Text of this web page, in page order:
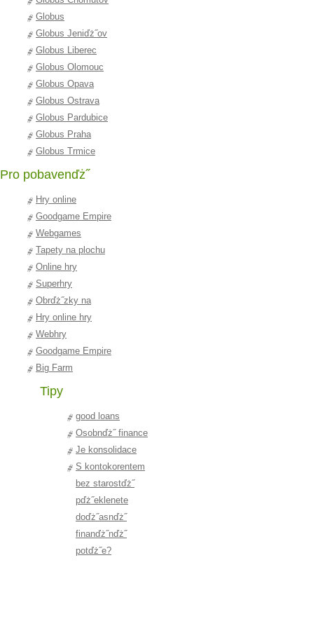
Globus
Chotďż˝kov
Globus Jeniďż˝ov
Globus Liberec
Globus Olomouc
Globus Opava
Globus Ostrava
Globus Pardubice
Globus Praha
Globus Trmice
Pro pobavenďż˝
Hry online
Goodgame Empire
Webgames
Tapety na plochu
Online hry
Superhry
Obrďż˝zky na
plochu
Hry online hry
Webhry
Goodgame Empire
Big Farm
Tipy
good loans
Osobnďż˝ finance
Je konsolidace
dluhďż˝ dobrďż˝
nďż˝pad?
S kontokorentem
bez starostďż˝
pďż˝eklenete
doďż˝asnďż˝
finanďż˝nďż˝
potďż˝e?